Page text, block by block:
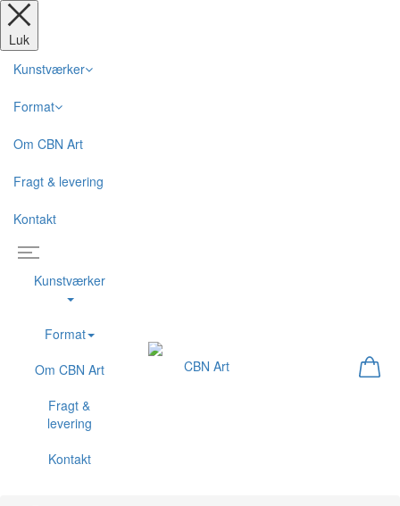
Luk
Kunstværker
Format
Om CBN Art
Fragt & levering
Kontakt
Kunstværker
Format
Om CBN Art
Fragt &
levering
Kontakt